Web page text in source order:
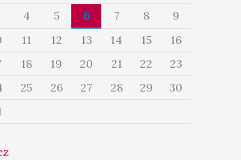
4 5 6 7 8
9
11 12 13 14 15
16
18 19 20 21 22
23
25 26 27 28 29
30